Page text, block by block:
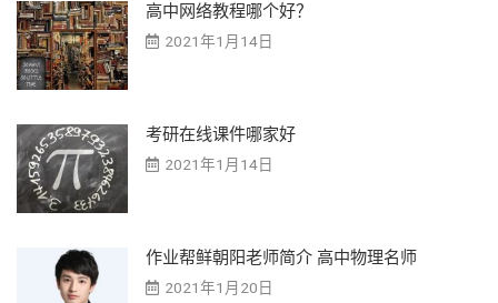
高中网络教程哪个好？
2021年1月14日
考研在线课件哪家好
2021年1月14日
作业帮鲜朝阳老师简介 高中物理名师
2021年1月20日